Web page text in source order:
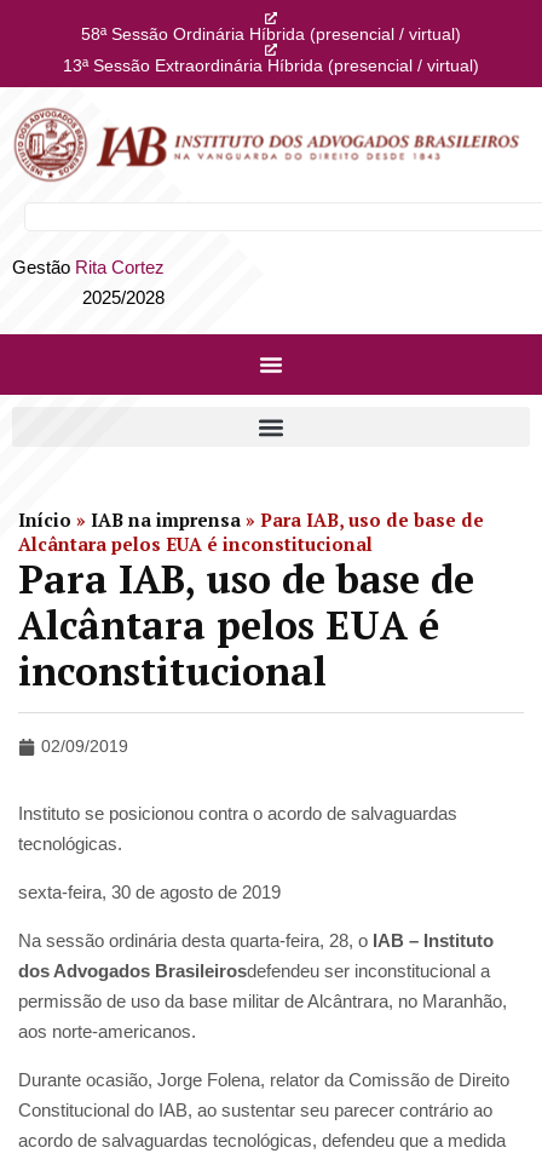
58ª Sessão Ordinária Híbrida (presencial / virtual)
13ª Sessão Extraordinária Híbrida (presencial / virtual)
Gestão Rita Cortez
2025/2028
Início » IAB na imprensa » Para IAB, uso de base de
Alcântara pelos EUA é inconstitucional
Para IAB, uso de base de
Alcântara pelos EUA é
inconstitucional
02/09/2019
Instituto se posicionou contra o acordo de salvaguardas
tecnológicas.
sexta-feira, 30 de agosto de 2019
Na sessão ordinária desta quarta-feira, 28, o IAB – Instituto
dos Advogados Brasileirosdefendeu ser inconstitucional a
permissão de uso da base militar de Alcântrara, no Maranhão,
aos norte-americanos.
Durante ocasião, Jorge Folena, relator da Comissão de Direito
Constitucional do IAB, ao sustentar seu parecer contrário ao
acordo de salvaguardas tecnológicas, defendeu que a medida